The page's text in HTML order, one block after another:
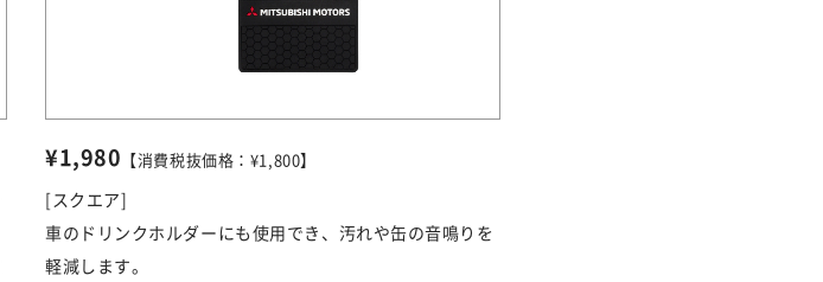
¥1,980 【消費税抜価格：¥1,800】
[スクエア]
車のドリンクホルダーにも使用でき、汚れや缶の音鳴りを
軽減します。